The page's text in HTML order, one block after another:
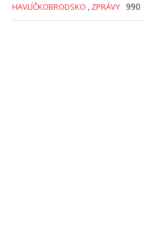
HAVLÍČKOBRODSKO , ZPRÁVY 990